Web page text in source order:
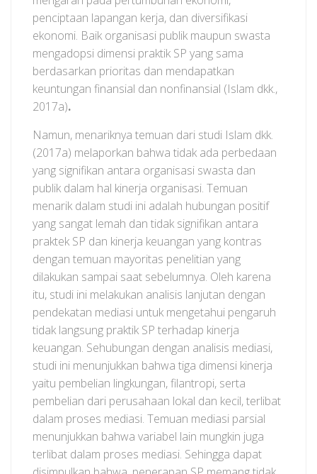
penciptaan lapangan kerja, dan diversifikasi
ekonomi. Baik organisasi publik maupun swasta
mengadopsi dimensi praktik SP yang sama
berdasarkan prioritas dan mendapatkan
keuntungan finansial dan nonfinansial (Islam dkk.,
2017a).
Namun, menariknya temuan dari studi Islam dkk.
(2017a) melaporkan bahwa tidak ada perbedaan
yang signifikan antara organisasi swasta dan
publik dalam hal kinerja organisasi. Temuan
menarik dalam studi ini adalah hubungan positif
yang sangat lemah dan tidak signifikan antara
praktek SP dan kinerja keuangan yang kontras
dengan temuan mayoritas penelitian yang
dilakukan sampai saat sebelumnya. Oleh karena
itu, studi ini melakukan analisis lanjutan dengan
pendekatan mediasi untuk mengetahui pengaruh
tidak langsung praktik SP terhadap kinerja
keuangan. Sehubungan dengan analisis mediasi,
studi ini menunjukkan bahwa tiga dimensi kinerja
yaitu pembelian lingkungan, filantropi, serta
pembelian dari perusahaan lokal dan kecil, terlibat
dalam proses mediasi. Temuan mediasi parsial
menunjukkan bahwa variabel lain mungkin juga
terlibat dalam proses mediasi. Sehingga dapat